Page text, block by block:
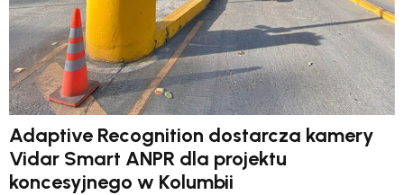
Adaptive Recognition dostarcza kamery
Vidar Smart ANPR dla projektu
koncesyjnego w Kolumbii